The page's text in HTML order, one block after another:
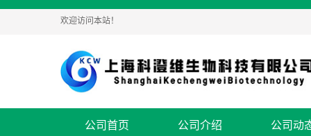
欢迎访问本站！
公司首页 公司介绍 公司动